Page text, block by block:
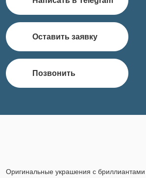
Оставить заявку
Позвонить
Оригинальные украшения с